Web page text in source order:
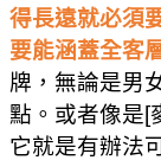
得長遠就必須
要能涵蓋全客
牌，無論是男
點。或者像是[
它就是有辦法